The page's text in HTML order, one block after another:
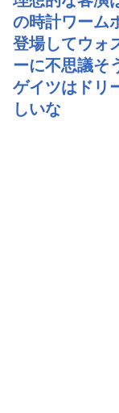
の時計ワーム
登場してウォ
ーに不思議そ
ゲイツはドリ
しいな